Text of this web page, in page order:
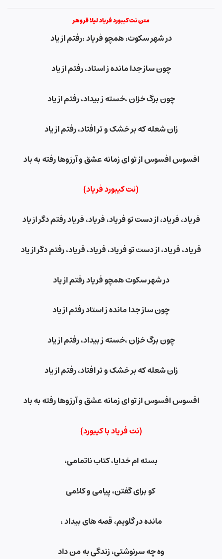
متن نت کیبورد فریاد لیلا فروهر
در شهر سکوت،همچو فریاد ،رفتم از یاد
چون ساز جدا مانده ز استاد، رفتم از یاد
چون برگ خزان،خسته ز بیداد، رفتم از یاد
زان شعله که بر خشک و تر افتاد، رفتم از یاد
افسوس افسوس از تو ای زمانه عشق و آرزوها رفته به باد
(نت کیبورد فریاد)
فریاد،فریاد، از دست تو فریاد،فریاد، فریاد رفتم دگر از یاد
فریاد، فریاد، از دست تو فریاد، فریاد، فریاد، رفتم دگر از یاد
در شهر سکوت همچو فریاد رفتم از یاد
چون ساز جدا مانده ز استاد رفتم از یاد
چون برگ خزان،خسته ز بیداد، رفتم از یاد
زان شعله که بر خشک و تر افتاد، رفتم از یاد
افسوس افسوس از تو ای زمانه عشق و آرزوها رفته به باد
(نت فریاد با کیبورد)
بسته ام خدایا،کتاب ناتمامی،
کو برای گفتن، پیامی و کلامی
مانده در گلویم، قصه های بیداد ،
وه چه سرنوشتی، زندگی به من داد